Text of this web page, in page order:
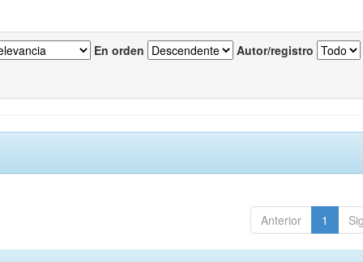
En orden Autor/registro
Anterior 1